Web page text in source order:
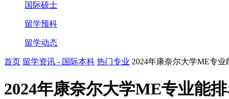
国际硕士
留学预科
留学动态
首页 留学资讯 - 国际本科 热门专业 2024年康奈尔大学ME专
2024年康奈尔大学ME专业能